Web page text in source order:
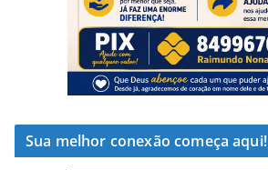
Sua melhor conexão começa aqui!